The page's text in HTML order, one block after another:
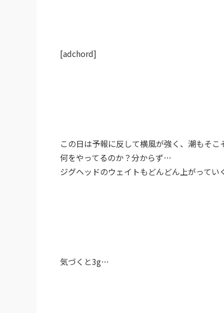
[adchord]
この日は予報に反して横風が強く、潮もそ
何をやってるのか？分からず…
ジグヘッドのウェイトもどんどん上がって
気づくと3g…